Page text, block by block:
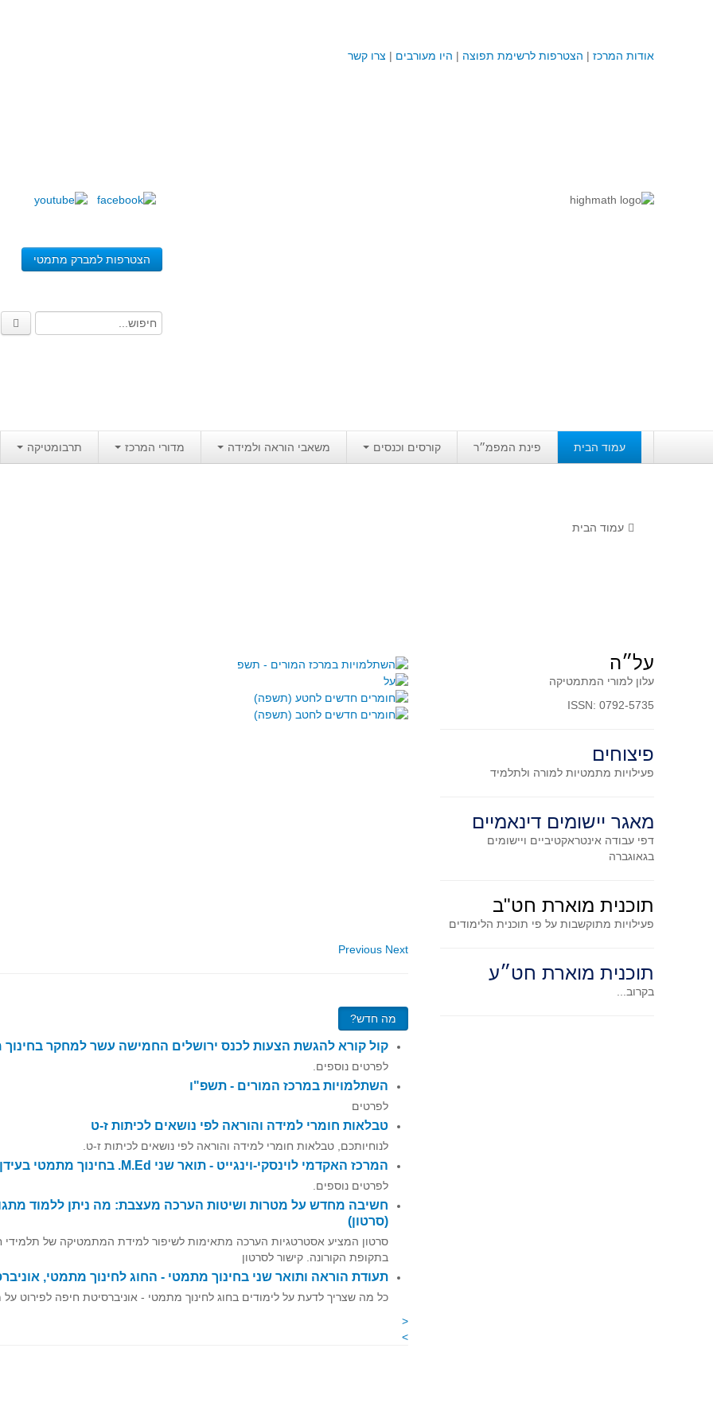
אודות המרכז | הצטרפות לרשימת תפוצה | היו מעורבים | צרו קשר
הצטרפות למברק מתמטי
עמוד הבית פינת המפמ״ר קורסים וכנסים משאבי הוראה ולמידה מדורי המרכז תרבומטיקה
עמוד הבית
Previous Next
מה חדש?
קול קורא להגשת הצעות לכנס ירושלים החמישה עשר למחקר בחינוך
לפרטים נוספים.
השתלמויות במרכז המורים - תשפ"ו
לפרטים
טבלאות חומרי למידה והוראה לפי נושאים לכיתות ז-ט
לנוחיותכם, טבלאות חומרי למידה והוראה לפי נושאים לכיתות ז-ט.
המרכז האקדמי לוינסקי-וינגייט - תואר שני M.Ed. בחינוך מתמטי בעידן הדיגיטלי
לפרטים נוספים.
חשיבה מחדש על מטרות ושיטות הערכה מעצבת: מה ניתן ללמוד
(סרטון)
סרטון המציע אסטרטגיות הערכה מתאימות לשיפור למידת המתמטיקה של תלמידי
בתקופת הקורונה. קישור לסרטון
תעודת הוראה ותואר שני בחינוך מתמטי - החוג לחינוך מתמטי,
כל מה שצריך לדעת על לימודים בחוג לחינוך מתמטי - אוניברסיטת חיפה לפירוט על
<
>
על״ה
עלון למורי המתמטיקה
ISSN: 0792-5735
פיצוחים
פעילויות מתמטיות למורה ולתלמיד
מאגר יישומים דינאמיים
דפי עבודה אינטראקטיביים ויישומים
בגאוגברה
תוכנית מוארת חט"ב
פעילויות מתוקשבות על פי תוכנית הלימודים
תוכנית מוארת חט״ע
בקרוב...